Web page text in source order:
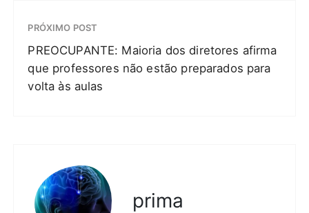
PRÓXIMO POST
PREOCUPANTE: Maioria dos diretores afirma
que professores não estão preparados para
volta às aulas
prima